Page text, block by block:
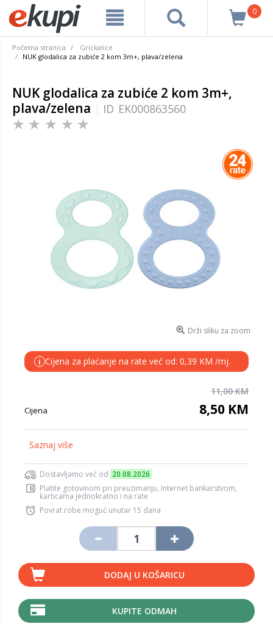
0
Početna stranica
Grickalice
NUK glodalica za zubiće 2 kom 3m+, plava/zelena
NUK glodalica za zubiće 2 kom 3m+,
plava/zelena
ID EK000863560
Drži sliku za zoom
i Cijena za plaćanje na rate već od: 0,39 KM /mj.
11,00 KM
Cijena 8,50 KM
Saznaj više
Dostavljamo već od 20.08.2026
Platite gotovinom pri preuzimanju, Internet bankarstvom,
karticama jednokratno i na rate
Povrat robe moguć unutar 15 dana
DODAJ U KOŠARICU
KUPITE ODMAH